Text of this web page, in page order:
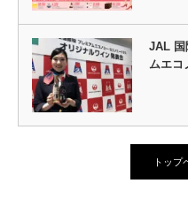
JAL 国
ムエコ
トップ